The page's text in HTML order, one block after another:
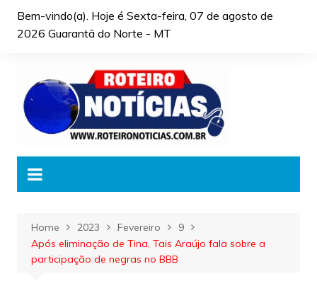
Bem-vindo(a). Hoje é Sexta-feira, 07 de agosto de
2026 Guarantã do Norte - MT
Home 2023 Fevereiro
9
Após eliminação de Tina, Tais Araújo fala sobre a
participação de negras no BBB